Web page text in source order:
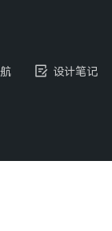
设计笔记